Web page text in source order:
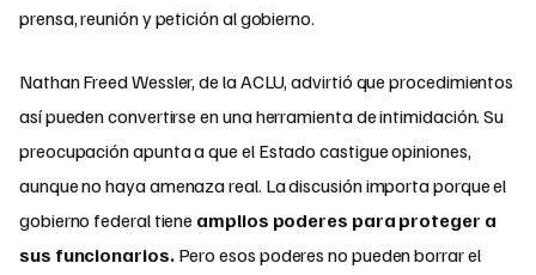
prensa, reunión y petición al gobierno.
Nathan Freed Wessler, de la ACLU, advirtió que procedimientos
así pueden convertirse en una herramienta de intimidación. Su
preocupación apunta a que el Estado castigue opiniones,
aunque no haya amenaza real. La discusión importa porque el
gobierno federal tiene amplios poderes para proteger a
sus funcionarios.Pero esos poderes no pueden borrar el